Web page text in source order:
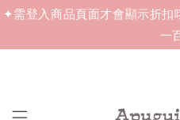
✦需登入商品頁面才會顯示折
一